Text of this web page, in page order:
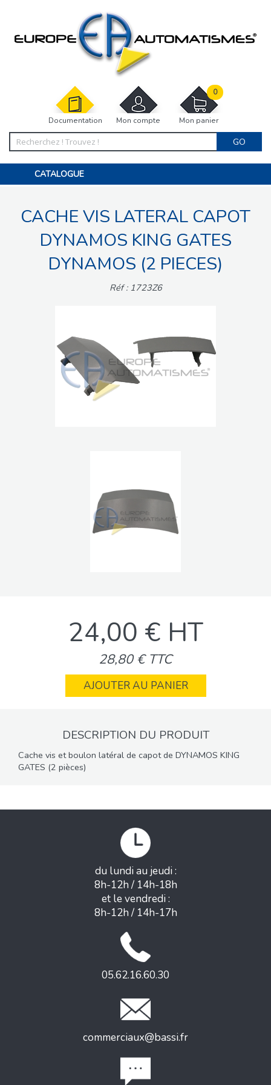
Documentation Mon compte Mon panier
0
GO
CATALOGUE
MOTORISATIONS
ACCESSOIRES ET ELECTRONIQUES
INTERPHONES VISIOPHONES
CACHE VIS LATERAL CAPOT
DYNAMOS KING GATES
DYNAMOS (2 PIECES)
Réf : 1723Z6
24,00 € HT
28,80 € TTC
AJOUTER AU PANIER
DESCRIPTION DU PRODUIT
Cache vis et boulon latéral de capot de DYNAMOS KING
GATES (2 pièces)
du lundi au jeudi :
8h-12h / 14h-18h
et le vendredi :
8h-12h / 14h-17h
05.62.16.60.30
commerciaux@bassi.fr